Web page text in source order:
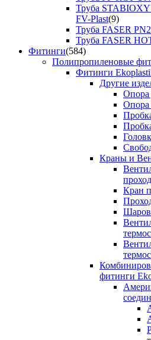
Труба STABIOXY
FV-Plast(9)
Труба FASER
Труба FASER
Фитинги(584)
Полипропиленовые
Фитинги
Другие
Опора
Опора
Краны и
Кран
фитинги